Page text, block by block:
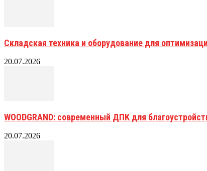
Складская техника и оборудование для
20.07.2026
WOODGRAND: современный ДПК для
20.07.2026